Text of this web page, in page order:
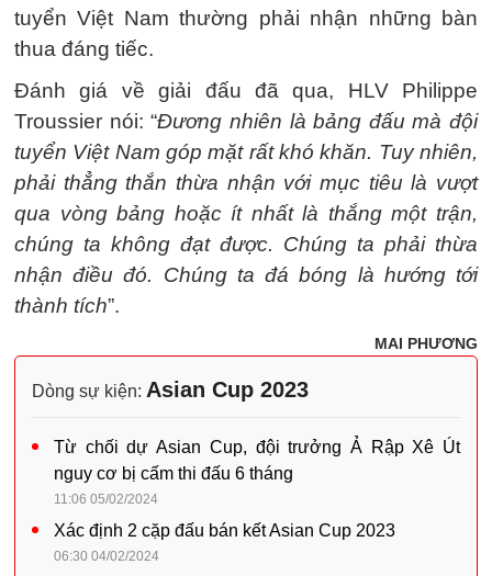
tuyển Việt Nam thường phải nhận những bàn
thua đáng tiếc.
Đánh giá về giải đấu đã qua, HLV Philippe
Troussier nói: “Đương nhiên là bảng đấu mà đội
tuyển Việt Nam góp mặt rất khó khăn. Tuy nhiên,
phải thẳng thắn thừa nhận với mục tiêu là vượt
qua vòng bảng hoặc ít nhất là thắng một trận,
chúng ta không đạt được. Chúng ta phải thừa
nhận điều đó. Chúng ta đá bóng là hướng tới
thành tích”.
MAI PHƯƠNG
Dòng sự kiện: Asian Cup 2023
Từ chối dự Asian Cup, đội trưởng Ả Rập Xê Út
nguy cơ bị cấm thi đấu 6 tháng
11:06 05/02/2024
Xác định 2 cặp đấu bán kết Asian Cup 2023
06:30 04/02/2024